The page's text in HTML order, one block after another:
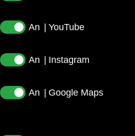
YouTube
Instagram
Google Maps